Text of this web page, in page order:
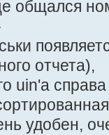
общался
отчета),
uin'a
удобен,